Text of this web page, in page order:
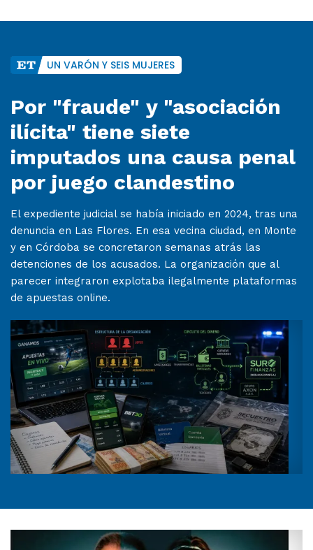
UN VARÓN Y SEIS MUJERES
Por "fraude" y "asociación
ilícita" tiene siete
imputados una causa penal
por juego clandestino
El expediente judicial se había iniciado en 2024, tras una
denuncia en Las Flores. En esa vecina ciudad, en Monte
y en Córdoba se concretaron semanas atrás las
detenciones de los acusados. La organización que al
parecer integraron explotaba ilegalmente plataformas
de apuestas online.